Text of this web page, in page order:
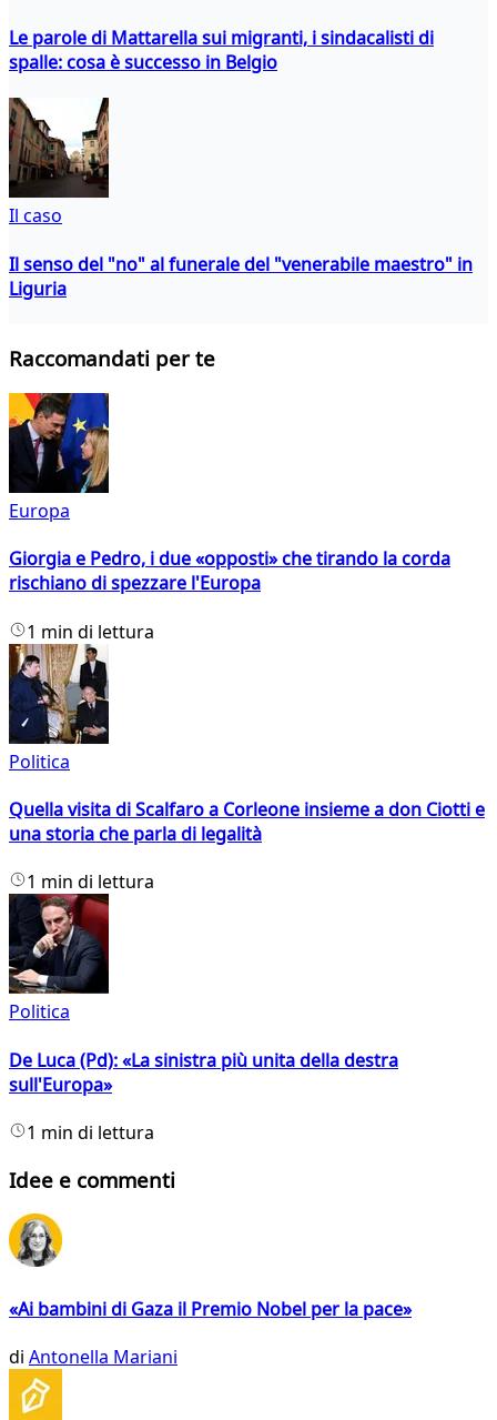
Le parole di Mattarella sui migranti, i sindacalisti di
spalle: cosa è successo in Belgio
Il caso
Il senso del "no" al funerale del "venerabile maestro" in
Liguria
Raccomandati per te
Europa
Giorgia e Pedro, i due «opposti» che tirando la corda
rischiano di spezzare l'Europa
1 min di lettura
Politica
Quella visita di Scalfaro a Corleone insieme a don Ciotti e
una storia che parla di legalità
1 min di lettura
Politica
De Luca (Pd): «La sinistra più unita della destra
sull'Europa»
1 min di lettura
Idee e commenti
«Ai bambini di Gaza il Premio Nobel per la pace»
di Antonella Mariani